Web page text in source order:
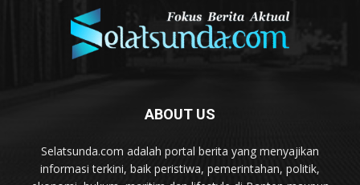
ABOUT US
Selatsunda.com adalah portal berita yang menyajikan
informasi terkini, baik peristiwa, pemerintahan, politik,